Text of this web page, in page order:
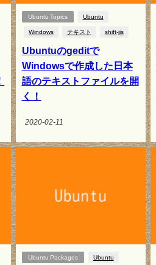
Ubuntu Topics Ubuntu
Windows テキスト shift-jis
Ubuntuのgeditで
Windowsで作成した日本
語のテキストファイルを開
く！
2020-02-11
Ubuntu Packages Ubuntu